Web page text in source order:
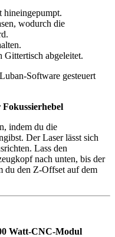
wodurch die
Gittertisch abgeleitet.
Software gesteuert
indem du die
Der Laser lässt sich
Lass den
nach unten, bis der
du den Z-Offset auf dem
Watt-CNC-Modul